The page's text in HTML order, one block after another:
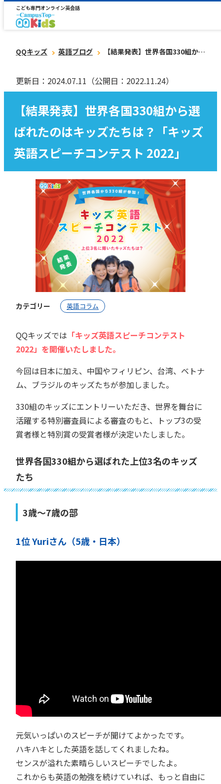
こども専門オンライン英会話
QQキッズ 英語ブログ 【結果発表】世界各国330組から選ばれたのはキッズたちは？「キッズ英語スピーチコンテスト 2022」
更新日：2024.07.11 （公開日：2022.11.24）
【結果発表】世界各国330組から選
ばれたのはキッズたちは？「キッズ
英語スピーチコンテスト 2022」
カテゴリー 英語コラム
QQキッズでは 「キッズ英語スピーチコンテスト
2022」を開催いたしました。
今回は日本に加え、中国やフィリピン、台湾、ベトナ
ム、ブラジルのキッズたちが参加しました。
330組のキッズにエントリーいただき、世界を舞台に
活躍する特別審査員による審査のもと、トップ3の受
賞者様と特別賞の受賞者様が決定いたしました。
世界各国330組から選ばれた上位3名のキッズ
たち
3歳〜7歳の部
1位 Yuriさん（5歳・日本）
元気いっぱいのスピーチが聞けてよかったです。
ハキハキとした英語を話してくれましたね。
センスが溢れた素晴らしいスピーチでしたよ。
これからも英語の勉強を続けていれば、もっと自由に